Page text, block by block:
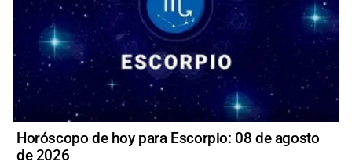
Horóscopo de hoy para Escorpio: 08 de agosto
de 2026